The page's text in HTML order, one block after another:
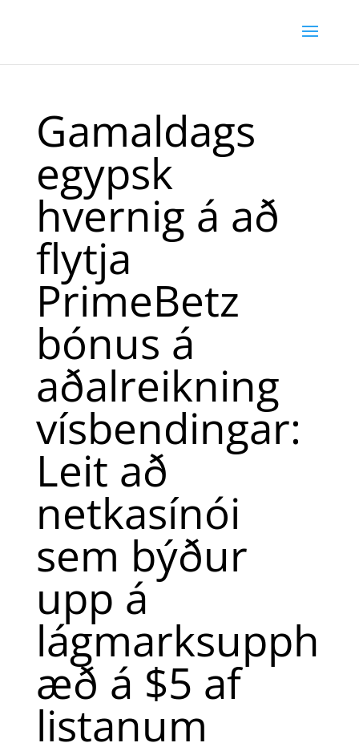
Gamaldags
egypsk
hvernig á að
flytja
PrimeBetz
bónus á
aðalreikning
vísbendingar:
Leit að
netkasínói
sem býður
upp á
lágmarksupph
æð á $5 af
listanum